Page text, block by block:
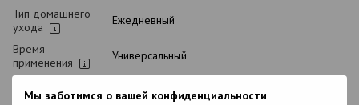
Мы заботимся о вашей конфиденциальности
Тип домашнего
ухода
Ежедневный
Время
применения
Универсальный
Блонд, Осветленные, Сухие, Пористые